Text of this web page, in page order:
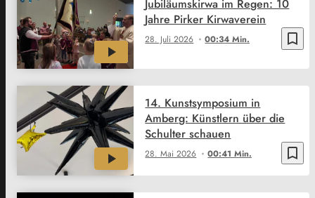
bookmark_border
28. Juli 2026 00:34 Min.
Jubiläumskirwa im Regen: 10
Jahre Pirker Kirwaverein
bookmark_border
28. Mai 2026 00:41 Min.
14. Kunstsymposium in
Amberg: Künstlern über die
Schulter schauen